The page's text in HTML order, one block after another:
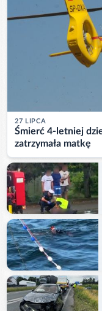
27 LIPCA
Śmierć 4-letniej
zatrzymała matkę